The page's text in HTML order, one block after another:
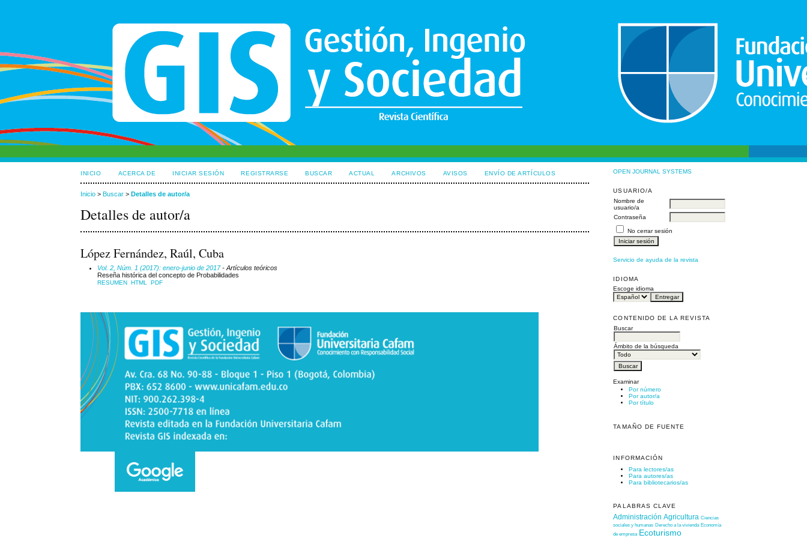
OPEN JOURNAL SYSTEMS
USUARIO/A
Nombre de
usuario/a
Contraseña
No cerrar sesión
Servicio de ayuda de la revista
IDIOMA
Escoge idioma
CONTENIDO DE LA REVISTA
Buscar
Ámbito de la búsqueda
Examinar
Por número
Por autor/a
Por título
TAMAÑO DE FUENTE
INFORMACIÓN
Para lectores/as
Para autores/as
Para bibliotecarios/as
PALABRAS CLAVE
Administración Agricultura Ciencias
sociales y humanas Derecho a la vivienda Economía
de empresa Ecoturismo
INICIO ACERCA DE INICIAR SESIÓN REGISTRARSE BUSCAR ACTUAL ARCHIVOS AVISOS ENVÍO DE ARTÍCULOS
Inicio >Buscar >Detalles de autor/a
Detalles de autor/a
López Fernández, Raúl, Cuba
Vol. 2, Núm. 1 (2017): enero-junio de 2017- Artículos teóricos
Reseña histórica del concepto de Probabilidades
RESUMEN HTML PDF